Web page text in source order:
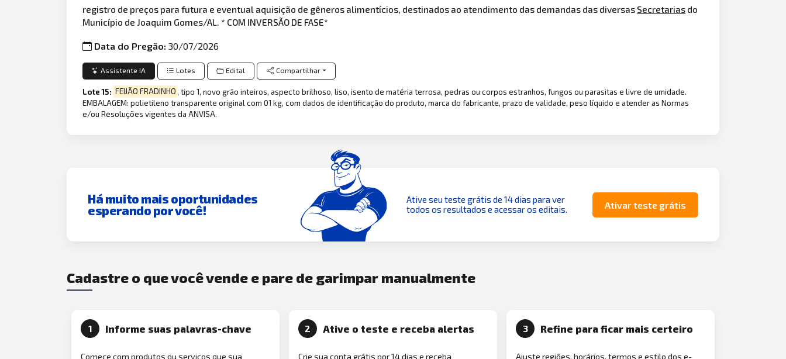
registro de preços para futura e eventual aquisição de gêneros alimentícios, destinados ao atendimento das demandas das diversas Secretarias do
Município de Joaquim Gomes/AL. * COM INVERSÃO DE FASE*
Data do Pregão:30/07/2026
Assistente IA Lotes Edital Compartilhar
Lote 15: FEIJÃO FRADINHO, tipo 1, novo grão inteiros, aspecto brilhoso, liso, isento de matéria terrosa, pedras ou corpos estranhos, fungos ou parasitas e livre de umidade.
EMBALAGEM: polietileno transparente original com 01 kg, com dados de identificação do produto, marca do fabricante, prazo de validade, peso líquido e atender as Normas
e/ou Resoluções vigentes da ANVISA.
Há muito mais oportunidades
esperando por você!
Ative seu teste grátis de 14 dias para ver
todos os resultados e acessar os editais.
Ativar teste grátis
Cadastre o que você vende e pare de garimpar manualmente
1 Informe suas palavras-chave
Comece com produtos ou serviços que sua
2 Ative o teste e receba alertas
Crie sua conta grátis por 14 dias e receba
3 Refine para ficar mais certeiro
Ajuste regiões, horários, termos e estilo dos e-